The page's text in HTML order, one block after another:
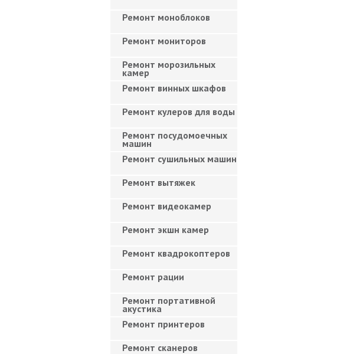
Ремонт моноблоков
Ремонт мониторов
Ремонт морозильных
камер
Ремонт винных шкафов
Ремонт кулеров для воды
Ремонт посудомоечных
машин
Ремонт сушильных машин
Ремонт вытяжек
Ремонт видеокамер
Ремонт экшн камер
Ремонт квадрокоптеров
Ремонт рации
Ремонт портативной
акустика
Ремонт принтеров
Ремонт сканеров